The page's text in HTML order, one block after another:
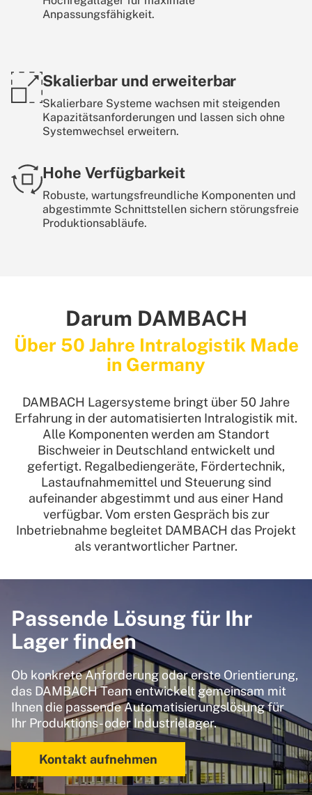
Anpassungsfähigkeit.
Skalierbar und erweiterbar
Skalierbare Systeme wachsen mit steigenden
Kapazitätsanforderungen und lassen sich ohne
Systemwechsel erweitern.
Hohe Verfügbarkeit
Robuste, wartungsfreundliche Komponenten und
abgestimmte Schnittstellen sichern störungsfreie
Produktionsabläufe.
Darum DAMBACH
Über 50 Jahre Intralogistik Made
in Germany
DAMBACH Lagersysteme bringt über 50 Jahre
Erfahrung in der automatisierten Intralogistik mit.
Alle Komponenten werden am Standort
Bischweier in Deutschland entwickelt und
gefertigt. Regalbediengeräte, Fördertechnik,
Lastaufnahmemittel und Steuerung sind
aufeinander abgestimmt und aus einer Hand
verfügbar. Vom ersten Gespräch bis zur
Inbetriebnahme begleitet DAMBACH das Projekt
als verantwortlicher Partner.
Passende Lösung für Ihr
Lager finden
Ob konkrete Anforderung oder erste Orientierung,
das DAMBACH Team entwickelt gemeinsam mit
Ihnen die passende Automatisierungslösung für
Ihr Produktions- oder Industrielager.
Kontakt aufnehmen